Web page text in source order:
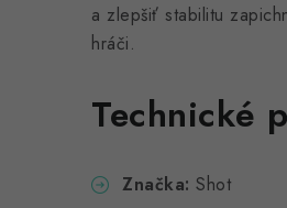
a zlepšiť stabilitu
hráči.
Technické
Značka: Shot